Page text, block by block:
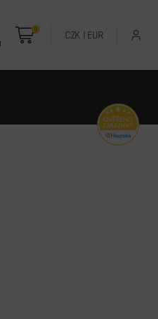
0 CZK | EUR